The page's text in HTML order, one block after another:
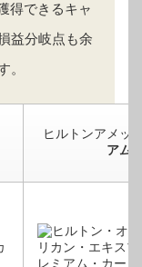
得できるキャ
益分岐点も余
。
ヒルトンアメッ
アム